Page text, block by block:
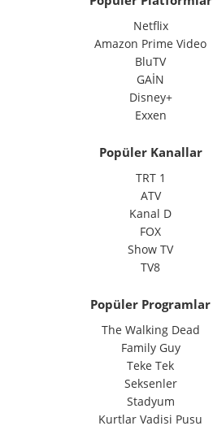
Netflix
Amazon Prime Video
BluTV
GAİN
Disney+
Exxen
Popüler Kanallar
TRT 1
ATV
Kanal D
FOX
Show TV
TV8
Popüler Programlar
The Walking Dead
Family Guy
Teke Tek
Seksenler
Stadyum
Kurtlar Vadisi Pusu